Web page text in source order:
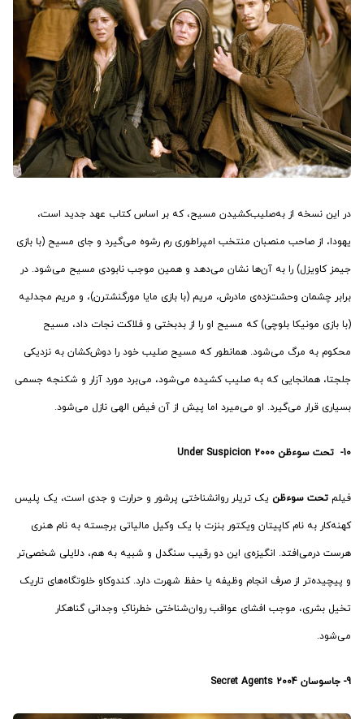
در این نسخه از به‌صلیب‌کشیدن مسیح، که بر اساس کتاب عهد جدید است،
یهودا، از صاحب منصبان منتخب امپراطوری رم رشوه می‌گیرد و جای مسیح (با بازی
جیمز کاویزل) را به آن‌ها نشان می‌دهد و همین موجب نابودی‌ مسیح می‌شود. در
برابر چشمان وحشت‌زده‌ی مادرش، مریم (با بازی مایا مورگنشترن)، و مریم مجدلیه
(با بازی مونیکا بلوچی) که مسیح او را از بدبختی و فلاکت نجات داد، مسیح
محکوم به مرگ می‌شود. همانطور که مسیح صلیب خود را دوش‌کشان به نزدیکی
جلجتا، همانجایی که به صلیب کشیده می‌شود، می‌برد مورد آزار و شکنجه جسمی
بسیاری‌ قرار می‌گیرد. او می‌میرد اما پیش از آن فیض الهی نازل می‌شود.
10- تحت سوء‌ظن Under Suspicion 2000
فیلم تحت سوء‌ظن یک تریلر روانشناختی پرشور و حرارت و جدی است، یک پلیس
کهنه‌کار به نام کاپیتان ویکتور بنزت با یک وکیل مالیاتی برجسته به نام هنری
هرست درمی‌افتد. انگیزه‌ی این دو رقیب سنگدل و شبیه به هم، دلایلی شخصی‌تر
و پیچیده‌تر از صرف انجام وظیفه یا حفظ شهرت دارد. کندوکاو خلوتگاه‌های تاریک
تخیل بشری، موجب افشای عواقب روان‌شناختی خطرناکِ وجدانی گناهکار
می‌شود.
9- جاسوسان Secret Agents 2004